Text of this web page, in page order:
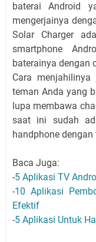
baterai Android
mengerjainya
Solar Charger
smartphone
baterainya dengan
Cara
teman Anda yang
lupa membawa
saat ini sudah
handphone
Baca Juga:
-5 Aplikasi TV
-10 Aplikasi
Efektif
-5 Aplikasi Untuk